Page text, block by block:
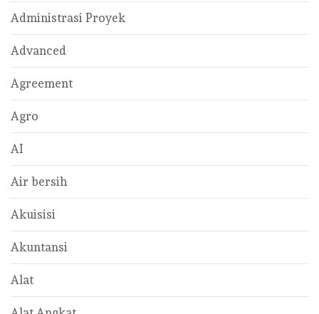
Administrasi Proyek
Advanced
Agreement
Agro
AI
Air bersih
Akuisisi
Akuntansi
Alat